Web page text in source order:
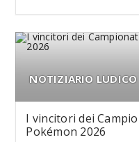
NOTIZIARIO LUDICO
I vincitori dei
Pokémon 2026